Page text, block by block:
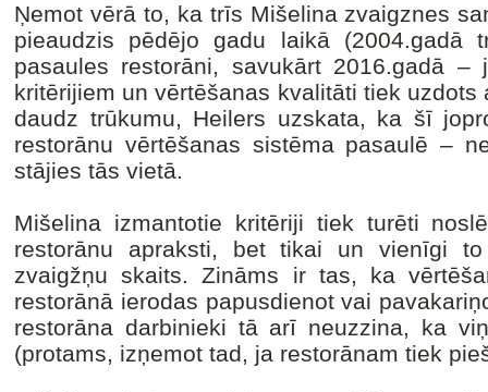
Ņemot vērā to, ka trīs Mišelina zvaigznes
pieaudzis pēdējo gadu laikā (2004.gadā
pasaules restorāni, savukārt 2016.gadā
kritērijiem un vērtēšanas kvalitāti tiek
daudz trūkumu, Heilers uzskata, ka šī
restorānu vērtēšanas sistēma pasaulē –
stājies tās vietā.
Mišelina izmantotie kritēriji tiek turēti
restorānu apraksti, bet tikai un vienīgi
zvaigžņu skaits. Zināms ir tas, ka
restorānā ierodas papusdienot vai
restorāna darbinieki tā arī neuzzina, ka
(protams, izņemot tad, ja restorānam tiek